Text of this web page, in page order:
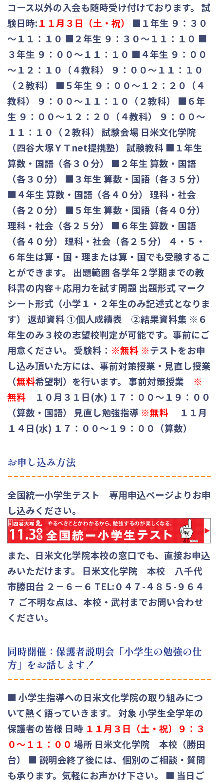
コース以外の入会も随時受け付けております。 試
験日時:１１月３日（土・祝）
■１年生 ９：３０
～１１：１０ ■２年生 ９：３０～１１：１０ ■
３年生 ９：００～１１：１０ ■４年生 ９：００
～１２：１０（４教科） ９：００～１１：１０
（２教科） ■５年生 ９：００～１２：２０（４
教科） ９：００～１１：１０（２教科） ■６年
生 ９：００～１２：２０（４教科） ９：００～
１１：１０（２教科）
試験会場 日米文化学院
（四谷大塚ＹＴnet提携塾）
試験教科 ■１年生
算数・国語（各３０分） ■２年生 算数・国語
（各３０分） ■３年生 算数・国語（各３５分）
■４年生 算数・国語（各４０分） 理科・社会
（各２０分） ■５年生 算数・国語（各４０分）
理科・社会（各２５分） ■６年生 算数・国語
（各４０分） 理科・社会（各２５分） ４・５・
６年生は算・国・理または算・国でも受験するこ
とができます。
出題範囲各学年２学期までの教
科書の内容＋応用力を試す問題 出題形式 マーク
シート形式（小学１・２年生のみ記述式となりま
す） 返却資料 ①個人成績表 ②結果資料集 ※６
年生のみ３校の志望校判定が可能です。事前にご
用意ください。 受験料： ※無料 ※テストをお申
し込み頂いた方には、事前対策授業・見直し授業
（無料希望制）を行います。 事前対策授業 ※
無料 １０月３１日(水) １７：００～１９：００
（算数・国語） 見直し勉強指導 ※無料
１１月
１４日(水) １７：００～１９：００（算数）
お申し込み方法
全国統一小学生テスト 専用申込ページよりお申
し込みください。
また、日米文化学院本校の窓口でも、直接お申込
みいただけます。 日米文化学院 本校 八千代
市勝田台 ２－６－６ TEL:０４７-４８５-９６４
７ ご不明な点は、本校・武村までお問い合わせ
ください。
同時開催：保護者説明会「小学生の勉強の仕
方」をお話します！
■ 小学生指導への日米文化学院の取り組みにつ
いて熱く語っていきます。 対象 小学生全学年の
保護者の皆様 日時 １１月３日（土・祝）９：３
０～１１：００ 場所 日米文化学院 本校（勝田
台）
■ 説明会終了後には、個別のご相談・質問
も承ります。気軽にお声かけ下さい。 ■ 当日ご